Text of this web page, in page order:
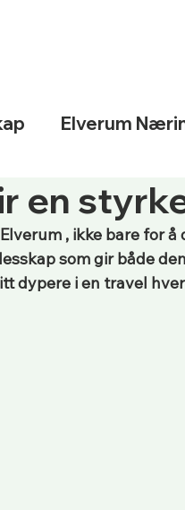
Elverum
en
, ikke bare for å
som gir både
dypere i en travel